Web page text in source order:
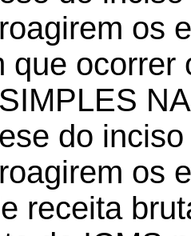
os
que
do
os
receita